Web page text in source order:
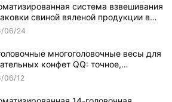
система взвешивания
свиной вяленой продукции в
и крупногабаритной упаковках.
06 24
многоголовочные весы для
конфет QQ: точное,
и эффективное взвешивание.
06 12